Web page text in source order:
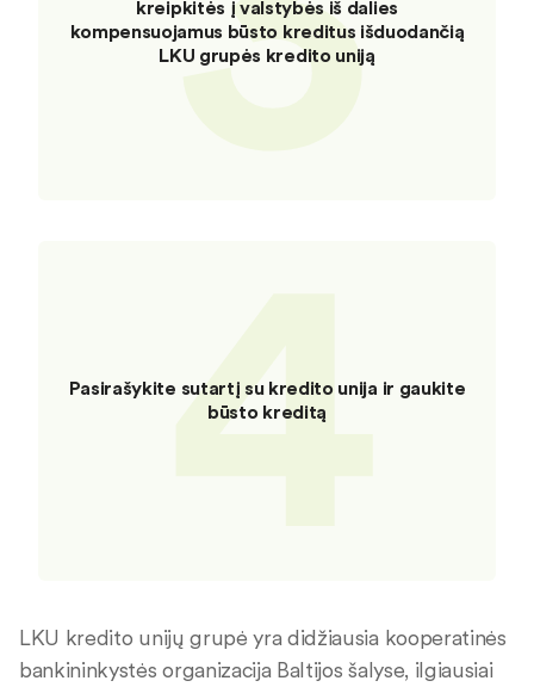
kreipkitės į valstybės iš dalies
kompensuojamus būsto kreditus išduodančią
LKU grupės kredito uniją
4
Pasirašykite sutartį su kredito unija ir gaukite
būsto kreditą
LKU kredito unijų grupė yra didžiausia kooperatinės
bankininkystės organizacija Baltijos šalyse, ilgiausiai